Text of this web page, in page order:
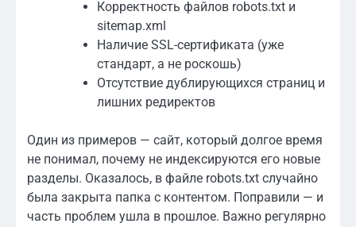
Корректность файлов robots.txt и
sitemap.xml
Наличие SSL-сертификата (уже
стандарт, а не роскошь)
Отсутствие дублирующихся страниц и
лишних редиректов
Один из примеров — сайт, который долгое время
не понимал, почему не индексируются его новые
разделы. Оказалось, в файле robots.txt случайно
была закрыта папка с контентом. Поправили — и
часть проблем ушла в прошлое. Важно регулярно